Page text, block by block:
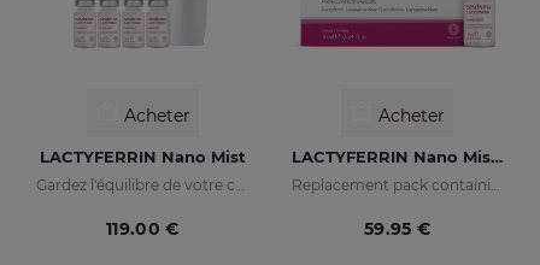
Acheter
LACTYFERRIN Nano Mist
Gardez l'équilibre de votre corps
119.00 €
Acheter
LACTYFERRIN Nano Mist 5 Vials X 10 Ml
Replacement pack containing 5 Nanomist vials
59.95 €